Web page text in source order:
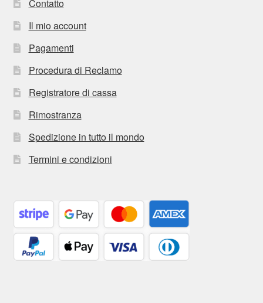
Contatto
Il mio account
Pagamenti
Procedura di Reclamo
Registratore di cassa
Rimostranza
Spedizione in tutto il mondo
Termini e condizioni